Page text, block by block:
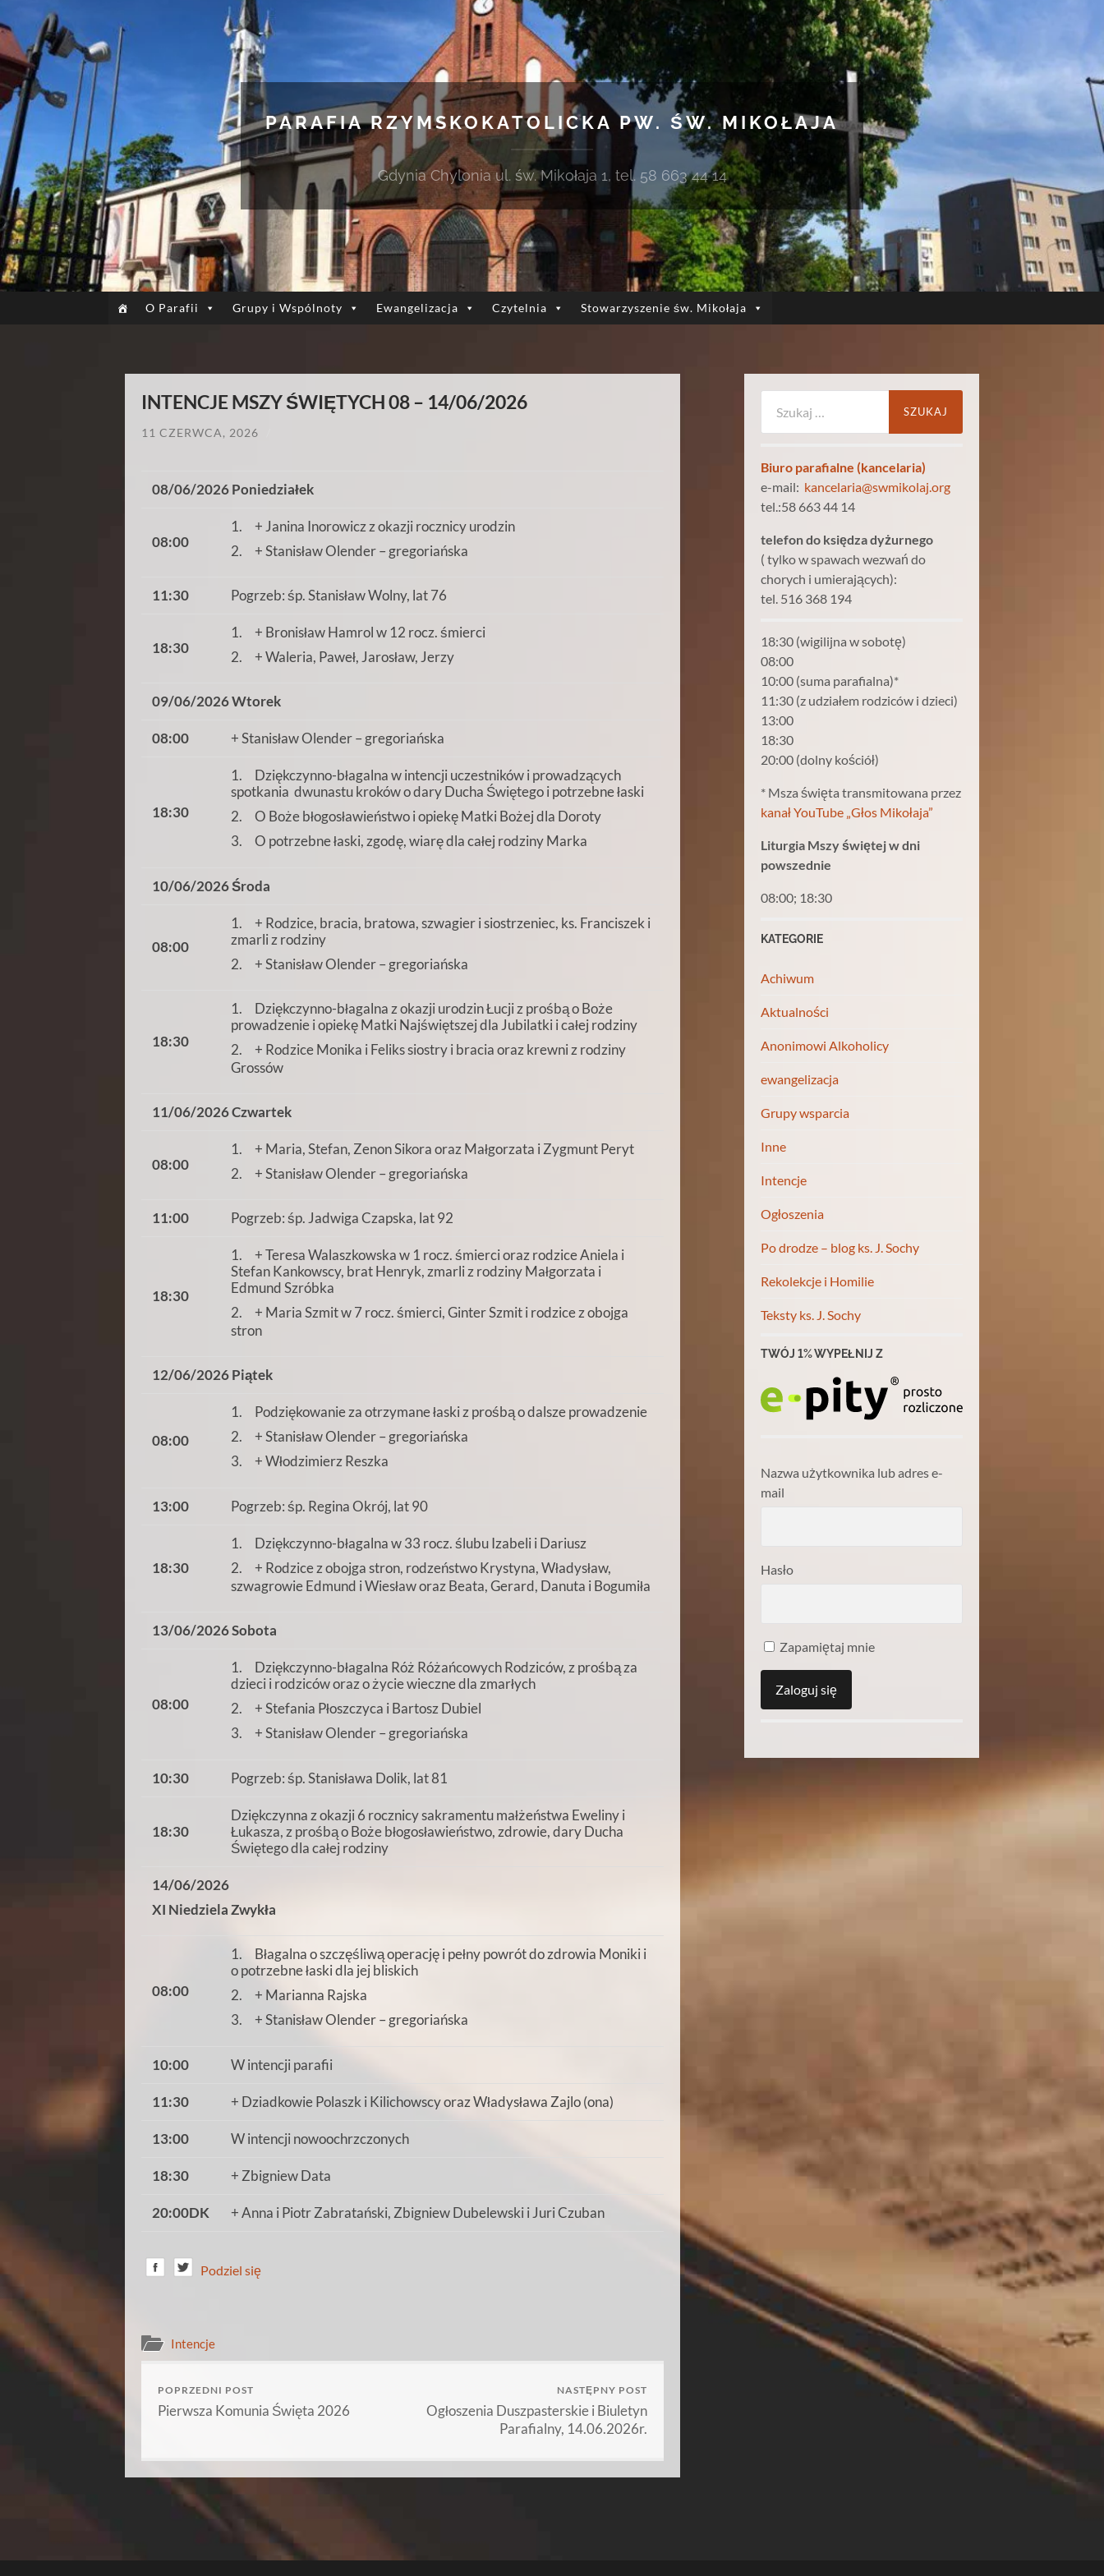
PARAFIA RZYMSKOKATOLICKA PW. ŚW. MIKOŁAJA
Gdynia Chylonia ul. św. Mikołaja 1, tel. 58 663 44 14
O Parafii Grupy i Wspólnoty Ewangelizacja Czytelnia Stowarzyszenie św. Mikołaja
INTENCJE MSZY ŚWIĘTYCH 08 – 14/06/2026
11 CZERWCA, 2026
08/06/2026 Poniedziałek
08:00
1. + Janina Inorowicz z okazji rocznicy urodzin
2. + Stanisław Olender – gregoriańska
11:30 Pogrzeb: śp. Stanisław Wolny, lat 76
18:30
1. + Bronisław Hamrol w 12 rocz. śmierci
2. + Waleria, Paweł, Jarosław, Jerzy
09/06/2026 Wtorek
08:00 + Stanisław Olender – gregoriańska
18:30
1. Dziękczynno-błagalna w intencji uczestników i prowadzących
spotkania dwunastu kroków o dary Ducha Świętego i potrzebne łaski
2. O Boże błogosławieństwo i opiekę Matki Bożej dla Doroty
3. O potrzebne łaski, zgodę, wiarę dla całej rodziny Marka
10/06/2026 Środa
08:00
1. + Rodzice, bracia, bratowa, szwagier i siostrzeniec, ks. Franciszek i
zmarli z rodziny
2. + Stanisław Olender – gregoriańska
18:30
1. Dziękczynno-błagalna z okazji urodzin Łucji z prośbą o Boże
prowadzenie i opiekę Matki Najświętszej dla Jubilatki i całej rodziny
2. + Rodzice Monika i Feliks siostry i bracia oraz krewni z rodziny
Grossów
11/06/2026 Czwartek
08:00
1. + Maria, Stefan, Zenon Sikora oraz Małgorzata i Zygmunt Peryt
2. + Stanisław Olender – gregoriańska
11:00 Pogrzeb: śp. Jadwiga Czapska, lat 92
18:30
1. + Teresa Walaszkowska w 1 rocz. śmierci oraz rodzice Aniela i
Stefan Kankowscy, brat Henryk, zmarli z rodziny Małgorzata i
Edmund Szróbka
2. + Maria Szmit w 7 rocz. śmierci, Ginter Szmit i rodzice z obojga
stron
12/06/2026 Piątek
08:00
1. Podziękowanie za otrzymane łaski z prośbą o dalsze prowadzenie
2. + Stanisław Olender – gregoriańska
3. + Włodzimierz Reszka
13:00 Pogrzeb: śp. Regina Okrój, lat 90
18:30
1. Dziękczynno-błagalna w 33 rocz. ślubu Izabeli i Dariusz
2. + Rodzice z obojga stron, rodzeństwo Krystyna, Władysław,
szwagrowie Edmund i Wiesław oraz Beata, Gerard, Danuta i Bogumiła
13/06/2026 Sobota
08:00
1. Dziękczynno-błagalna Róż Różańcowych Rodziców, z prośbą za
dzieci i rodziców oraz o życie wieczne dla zmarłych
2. + Stefania Płoszczyca i Bartosz Dubiel
3. + Stanisław Olender – gregoriańska
10:30 Pogrzeb: śp. Stanisława Dolik, lat 81
18:30
Dziękczynna z okazji 6 rocznicy sakramentu małżeństwa Eweliny i
Łukasza, z prośbą o Boże błogosławieństwo, zdrowie, dary Ducha
Świętego dla całej rodziny
14/06/2026
XI Niedziela Zwykła
08:00
1. Błagalna o szczęśliwą operację i pełny powrót do zdrowia Moniki i
o potrzebne łaski dla jej bliskich
2. + Marianna Rajska
3. + Stanisław Olender – gregoriańska
10:00 W intencji parafii
11:30 + Dziadkowie Polaszk i Kilichowscy oraz Władysława Zajlo (ona)
13:00 W intencji nowoochrzczonych
18:30 + Zbigniew Data
20:00DK + Anna i Piotr Zabratański, Zbigniew Dubelewski i Juri Czuban
Podziel się
Intencje
POPRZEDNI POST
Pierwsza Komunia Święta 2026
NASTĘPNY POST
Ogłoszenia Duszpasterskie i Biuletyn
Parafialny, 14.06.2026r.
Biuro parafialne (kancelaria)
e-mail: kancelaria@swmikolaj.org
tel.:58 663 44 14
telefon do księdza dyżurnego
( tylko w spawach wezwań do
chorych i umierających):
tel. 516 368 194
18:30 (wigilijna w sobotę)
08:00
10:00 (suma parafialna)*
11:30 (z udziałem rodziców i dzieci)
13:00
18:30
20:00 (dolny kościół)
* Msza święta transmitowana przez
kanał YouTube „Głos Mikołaja”
Liturgia Mszy świętej w dni
powszednie
08:00; 18:30
KATEGORIE
Achiwum
Aktualności
Anonimowi Alkoholicy
ewangelizacja
Grupy wsparcia
Inne
Intencje
Ogłoszenia
Po drodze – blog ks. J. Sochy
Rekolekcje i Homilie
Teksty ks. J. Sochy
TWÓJ 1% WYPEŁNIJ Z
Nazwa użytkownika lub adres e-
mail
Hasło
Zapamiętaj mnie